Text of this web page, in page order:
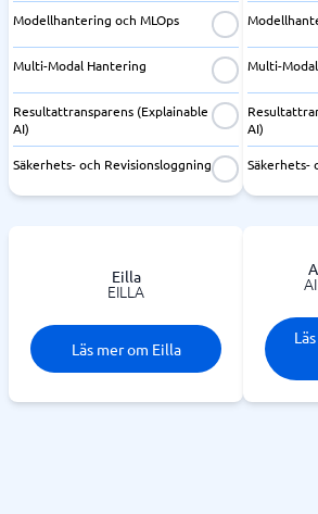
Modellhantering och MLOps
Multi-Modal Hantering
Resultattransparens (Explainable
AI)
Säkerhets- och Revisionsloggning
Multi-
AI)
Säkerhets-
Eilla
EILLA
Läs mer om Eilla